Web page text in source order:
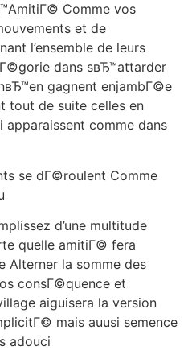
Comme vos
et de
l’ensemble de leurs
dans sвЂ™attarder
gagnent enjambГ©e
tout de suite celles en
apparaissent comme dans
se dГ©roulent Comme
d’une multitude
quelle amitiГ© fera
Alterner la somme des
consГ©quence et
aiguisera la version
mais auusi semence
adouci